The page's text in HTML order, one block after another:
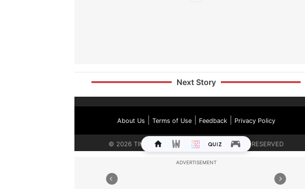
Next Story
About Us Terms of Use| Feedback| Privacy Policy
© 2026 TIMES INTERNET LIMITED. ALL RIGHTS RESERVED